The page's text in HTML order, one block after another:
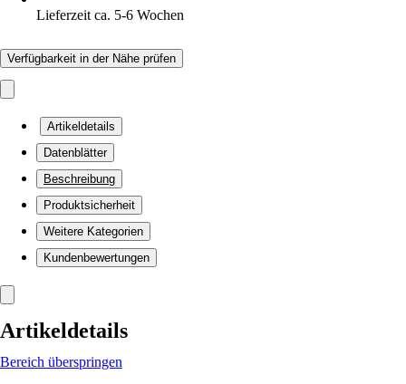
Lieferzeit ca. 5-6 Wochen
Verfügbarkeit in der Nähe prüfen
Artikeldetails
Datenblätter
Beschreibung
Produktsicherheit
Weitere Kategorien
Kundenbewertungen
Artikeldetails
Bereich überspringen